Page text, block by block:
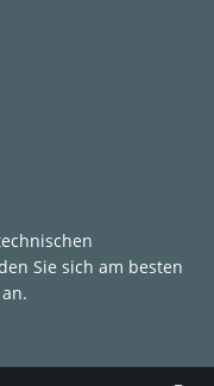
Sie sich am besten